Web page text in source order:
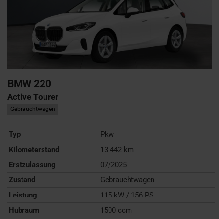
BMW 220
Active Tourer
Gebrauchtwagen
Typ
Pkw
Kilometerstand
13.442 km
Erstzulassung
07/2025
Zustand
Gebrauchtwagen
Leistung
115 kW / 156 PS
Hubraum
1500 ccm